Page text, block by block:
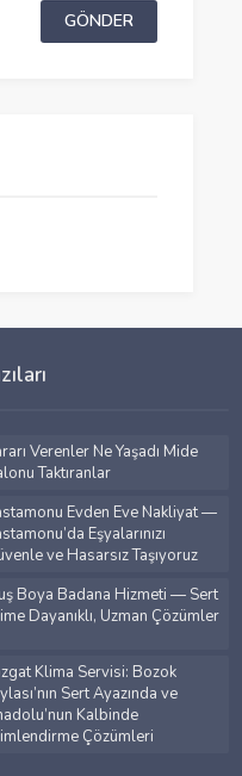
Verenler Ne Yaşadı Mide
Taktıranlar
Evden Eve Nakliyat —
Eşyalarınızı
ve Hasarsız Taşıyoruz
Boya Badana Hizmeti — Sert
Dayanıklı, Uzman Çözümler
Klima Servisi: Bozok
Sert Ayazında ve
Kalbinde
Çözümleri